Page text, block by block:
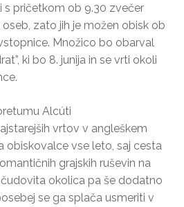
s pričetkom ob 9.30 zvečer
zato jih je možen obisk ob
Množico bo obarval
ki bo 8. junija in se vrti okoli
Alcúti
vrtov v angleškem
obiskovalce vse leto, saj cesta
grajskih ruševin na
okolica pa še dodatno
se ga splača usmeriti v